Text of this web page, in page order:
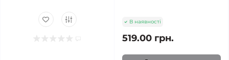
В наявності
519.00 грн.